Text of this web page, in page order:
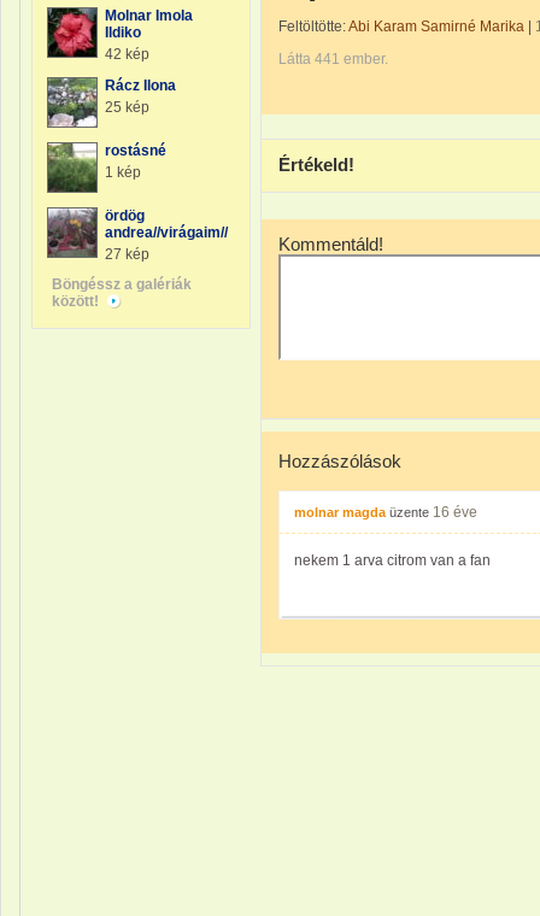
Molnar Imola
Ildiko
42 kép
Rácz Ilona
25 kép
rostásné
1 kép
ördög
andrea//virágaim//
27 kép
Böngéssz a galériák
között!
Feltöltötte:Abi Karam Samirné Marika
Látta 441 ember.
Értékeld!
Kommentáld!
Hozzászólások
molnar magda üzente 16 éve
nekem 1 arva citrom van a fan